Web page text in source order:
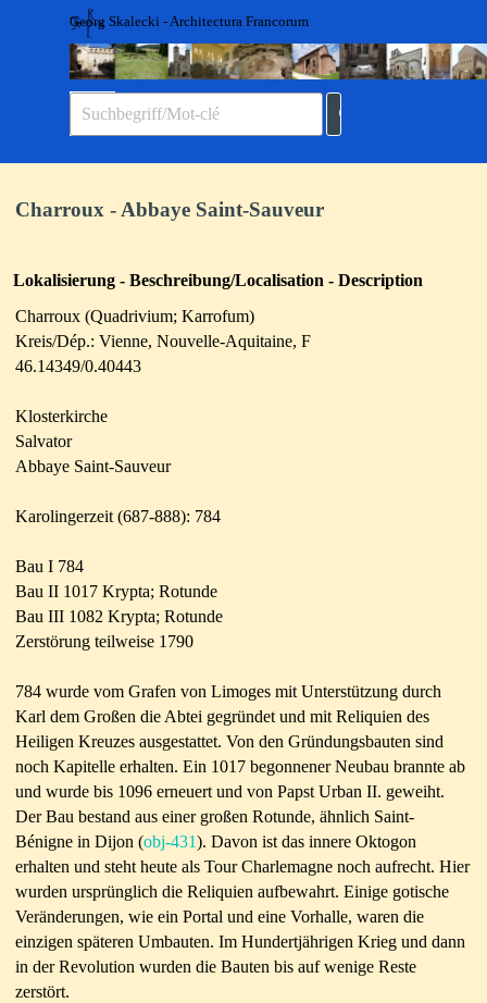
Direkt zum Seiteninhalt
Georg Skalecki - Architectura Francorum
Charroux - Abbaye Saint-Sauveur
Lokalisierung - Beschreibung/Localisation - Description
Charroux (Quadrivium; Karrofum)
Kreis/Dép.: Vienne, Nouvelle-Aquitaine, F
46.14349/0.40443
Klosterkirche
Salvator
Abbaye Saint-Sauveur
Karolingerzeit (687-888): 784
Bau I 784
Bau II 1017 Krypta; Rotunde
Bau III 1082 Krypta; Rotunde
Zerstörung teilweise 1790
784 wurde vom Grafen von Limoges mit Unterstützung durch
Karl dem Großen die Abtei gegründet und mit Reliquien des
Heiligen Kreuzes ausgestattet. Von den Gründungsbauten sind
noch Kapitelle erhalten. Ein 1017 begonnener Neubau brannte ab
und wurde bis 1096 erneuert und von Papst Urban II. geweiht.
Der Bau bestand aus einer großen Rotunde, ähnlich Saint-
Bénigne in Dijon (obj-431). Davon ist das innere Oktogon
erhalten und steht heute als Tour Charlemagne noch aufrecht. Hier
wurden ursprünglich die Reliquien aufbewahrt. Einige gotische
Veränderungen, wie ein Portal und eine Vorhalle, waren die
einzigen späteren Umbauten. Im Hundertjährigen Krieg und dann
in der Revolution wurden die Bauten bis auf wenige Reste
zerstört.